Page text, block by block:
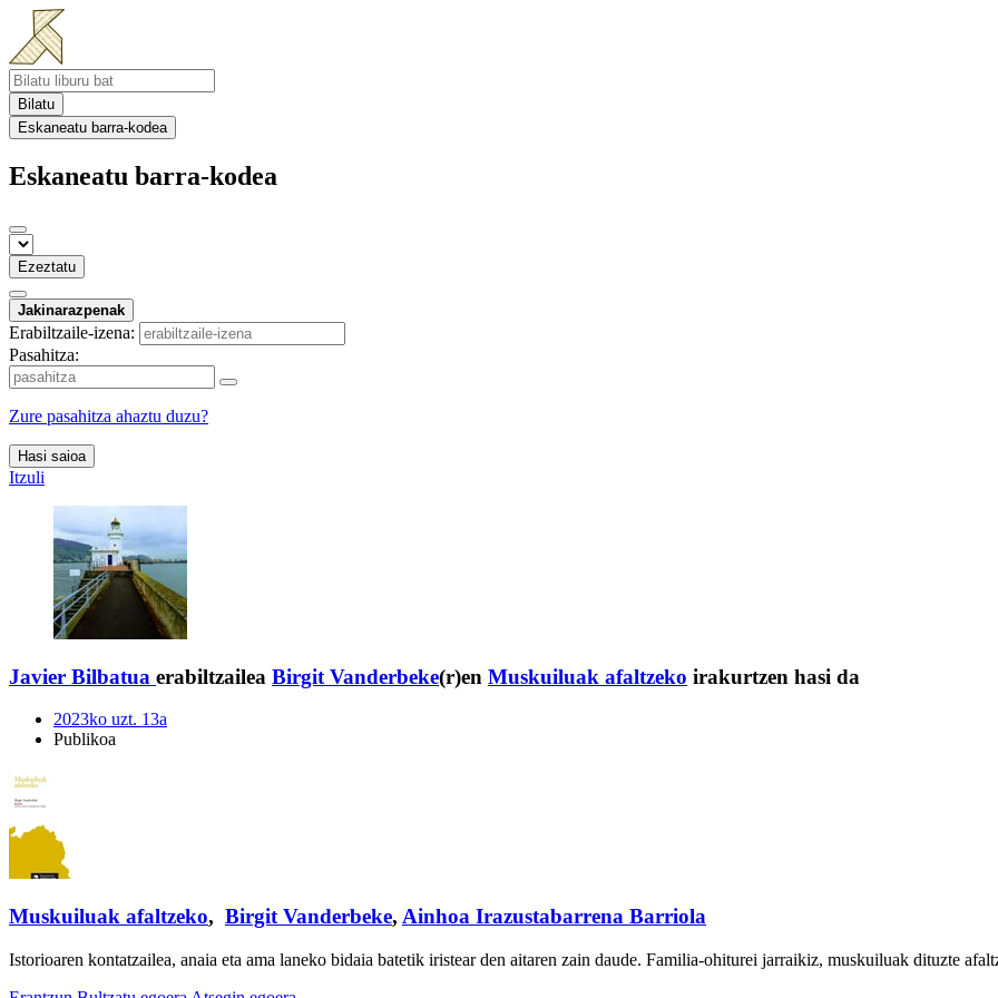
Bilatu
Eskaneatu barra-kodea
Eskaneatu barra-kodea
Ezeztatu
Jakinarazpenak
Erabiltzaile-izena:
Pasahitza:
Zure pasahitza ahaztu duzu?
Hasi saioa
Itzuli
Javier Bilbatua erabiltzailea Birgit Vanderbeke(r)en Muskuiluak afaltzeko irakurtzen hasi da
2023ko uzt. 13a
Publikoa
Muskuiluak afaltzeko, Birgit Vanderbeke, Ainhoa Irazustabarrena Barriola
Istorioaren kontatzailea, anaia eta ama laneko bidaia batetik iristear den aitaren zain daude. Familia-ohiturei jarraikiz, muskuiluak dituzte